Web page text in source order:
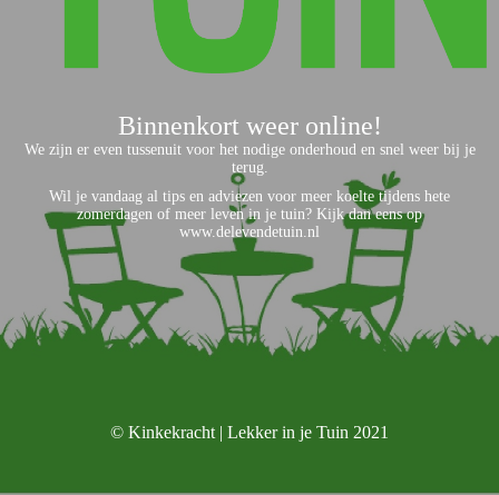
Binnenkort weer online!
We zijn er even tussenuit voor het nodige onderhoud en snel weer bij je
terug.
Wil je vandaag al tips en adviezen voor meer koelte tijdens hete
zomerdagen of meer leven in je tuin? Kijk dan eens op
www.delevendetuin.nl
© Kinkekracht | Lekker in je Tuin 2021